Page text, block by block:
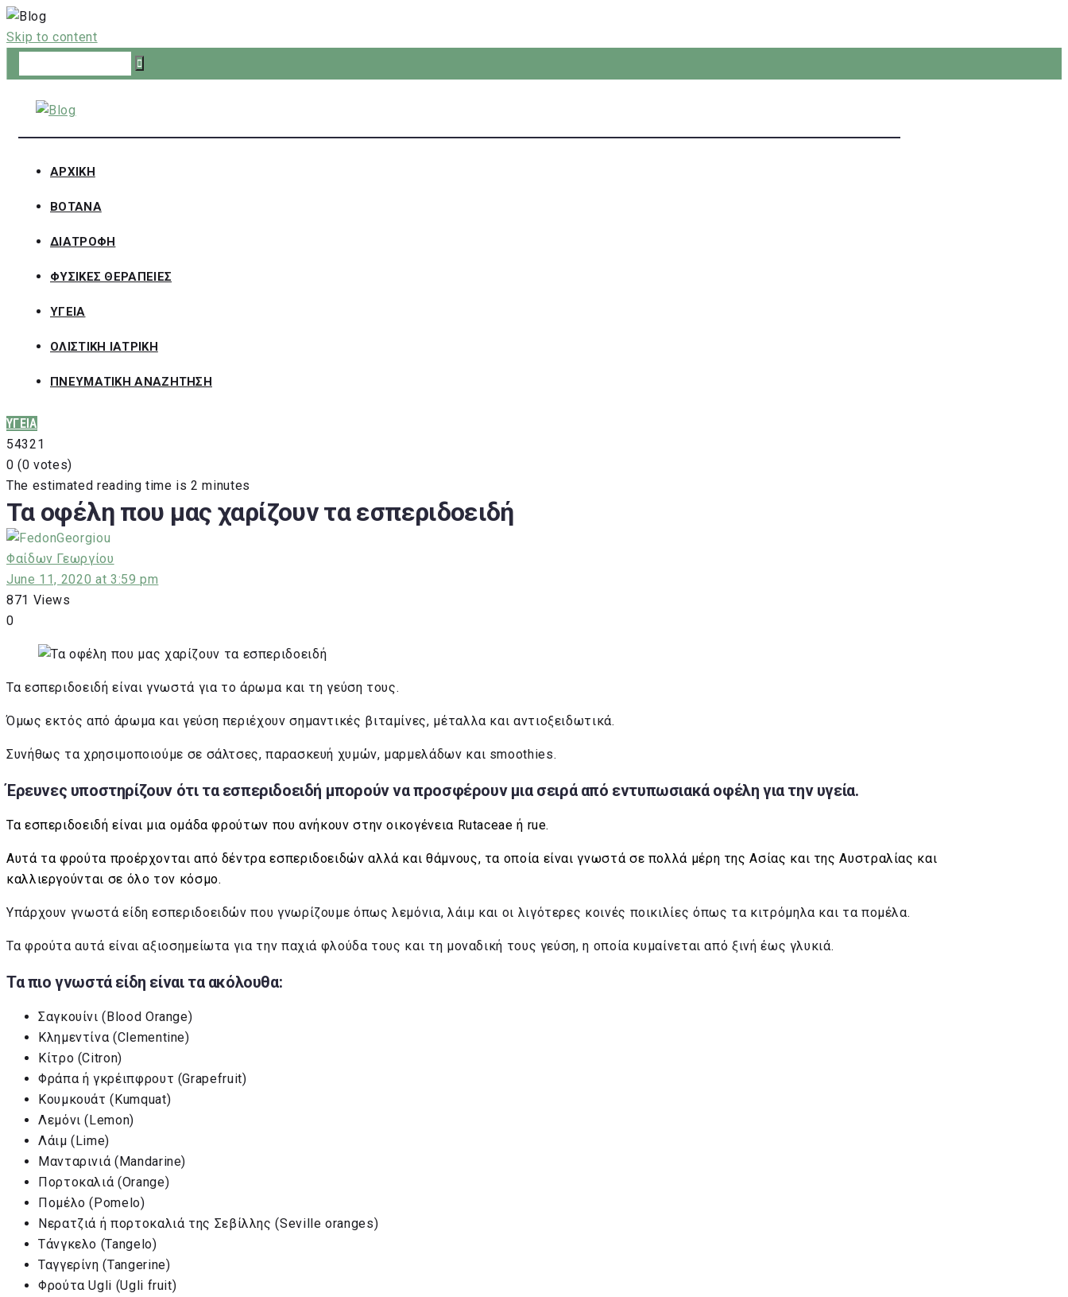
Skip to content
ΑΡΧΙΚΗ
ΒΟΤΑΝΑ
ΔΙΑΤΡΟΦΗ
ΦΥΣΙΚΕΣ ΘΕΡΑΠΕΙΕΣ
ΥΓΕΙΑ
ΟΛΙΣΤΙΚΗ ΙΑΤΡΙΚΗ
ΠΝΕΥΜΑΤΙΚΗ ΑΝΑΖΗΤΗΣΗ
ΥΓΕΙΑ
54321
0 (0 votes)
The estimated reading time is 2 minutes
Τα οφέλη που μας χαρίζουν τα εσπεριδοειδή
Φαίδων Γεωργίου
June 11, 2020 at 3:59 pm
871 Views
0
Τα εσπεριδοειδή είναι γνωστά για το άρωμα και τη γεύση τους.
Όμως εκτός από άρωμα και γεύση περιέχουν σημαντικές βιταμίνες, μέταλλα και αντιοξειδωτικά.
Συνήθως τα χρησιμοποιούμε σε σάλτσες, παρασκευή χυμών, μαρμελάδων και smoothies.
Έρευνες υποστηρίζουν ότι τα εσπεριδοειδή μπορούν να προσφέρουν μια σειρά από εντυπωσιακά οφέλη για την υγεία.
Τα εσπεριδοειδή είναι μια ομάδα φρούτων που ανήκουν στην οικογένεια Rutaceae ή rue.
Αυτά τα φρούτα προέρχονται από δέντρα εσπεριδοειδών αλλά και θάμνους, τα οποία είναι γνωστά σε πολλά μέρη της Ασίας και της Αυστραλίας και
καλλιεργούνται σε όλο τον κόσμο.
Υπάρχουν γνωστά είδη εσπεριδοειδών που γνωρίζουμε όπως λεμόνια, λάιμ και οι λιγότερες κοινές ποικιλίες όπως τα κιτρόμηλα και τα πομέλα.
Τα φρούτα αυτά είναι αξιοσημείωτα για την παχιά φλούδα τους και τη μοναδική τους γεύση, η οποία κυμαίνεται από ξινή έως γλυκιά.
Τα πιο γνωστά είδη είναι τα ακόλουθα:
Σαγκουίνι (Blood Orange)
Κλημεντίνα (Clementine)
Κίτρο (Citron)
Φράπα ή γκρέιπφρουτ (Grapefruit)
Κουμκουάτ (Kumquat)
Λεμόνι (Lemon)
Λάιμ (Lime)
Μανταρινιά (Mandarine)
Πορτοκαλιά (Orange)
Πομέλο (Pomelo)
Νερατζιά ή πορτοκαλιά της Σεβίλλης (Seville oranges)
Τάνγκελο (Tangelo)
Ταγγερίνη (Tangerine)
Φρούτα Ugli (Ugli fruit)